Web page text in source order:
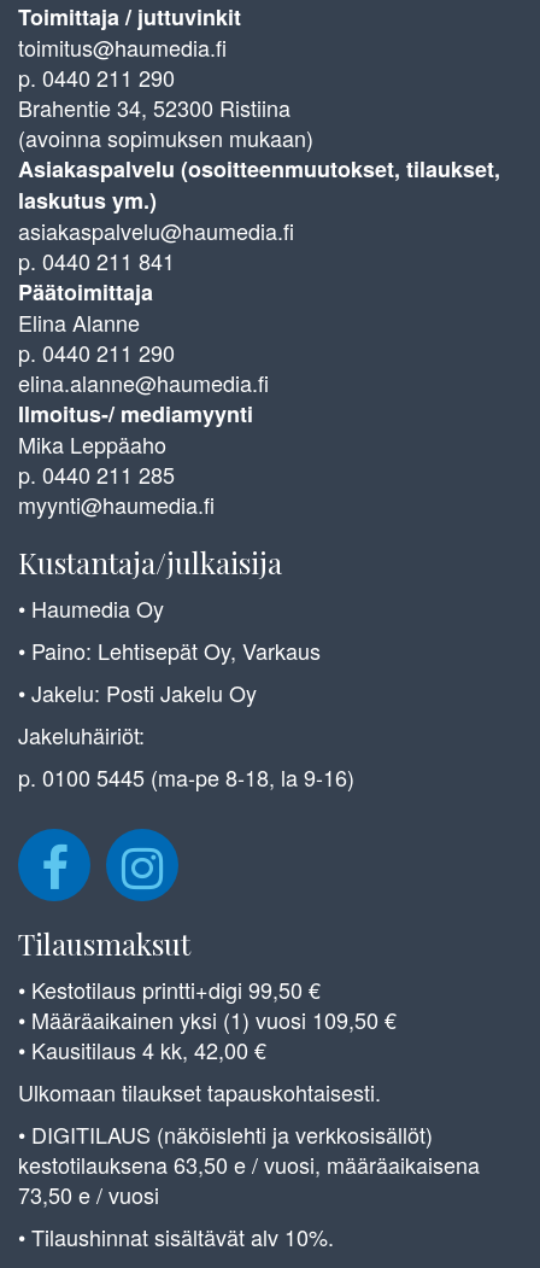
Toimittaja / juttuvinkit
toimitus@haumedia.fi
p. 0440 211 290
Brahentie 34, 52300 Ristiina
(avoinna sopimuksen mukaan)
Asiakaspalvelu (osoitteenmuutokset, tilaukset,
laskutus ym.)
asiakaspalvelu@haumedia.fi
p. 0440 211 841
Päätoimittaja
Elina Alanne
p. 0440 211 290
elina.alanne@haumedia.fi
Ilmoitus-/ mediamyynti
Mika Leppäaho
p. 0440 211 285
myynti@haumedia.fi
Kustantaja/julkaisija
• Haumedia Oy
• Paino: Lehtisepät Oy, Varkaus
• Jakelu: Posti Jakelu Oy
Jakeluhäiriöt:
p. 0100 5445 (ma-pe 8-18, la 9-16)
Tilausmaksut
• Kestotilaus printti+digi 99,50 €
• Määräaikainen yksi (1) vuosi 109,50 €
• Kausitilaus 4 kk, 42,00 €
Ulkomaan tilaukset tapauskohtaisesti.
• DIGITILAUS (näköislehti ja verkkosisällöt)
kestotilauksena 63,50 e / vuosi, määräaikaisena
73,50 e / vuosi
• Tilaushinnat sisältävät alv 10%.